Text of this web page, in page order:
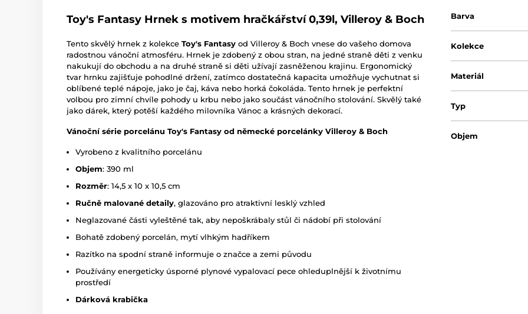
Toy's Fantasy Hrnek s motivem hračkářství 0,39l, Villeroy & Boch
Tento skvělý hrnek z kolekce Toy's Fantasy od Villeroy & Boch vnese do vašeho domova
radostnou vánoční atmosféru. Hrnek je zdobený z obou stran, na jedné straně děti z venku
nakukují do obchodu a na druhé straně si děti užívají zasněženou krajinu. Ergonomický
tvar hrnku zajišťuje pohodlné držení, zatímco dostatečná kapacita umožňuje vychutnat si
oblíbené teplé nápoje, jako je čaj, káva nebo horká čokoláda. Tento hrnek je perfektní
volbou pro zimní chvíle pohody u krbu nebo jako součást vánočního stolování. Skvělý také
jako dárek, který potěší každého milovníka Vánoc a krásných dekorací.
Vánoční série porcelánu Toy's Fantasy od německé porcelánky Villeroy & Boch
Vyrobeno z kvalitního porcelánu
Objem: 390 ml
Rozměr: 14,5 x 10 x 10,5 cm
Ručně malované detaily, glazováno pro atraktivní lesklý vzhled
Neglazované části vyleštěné tak, aby nepoškrábaly stůl či nádobí při stolování
Bohatě zdobený porcelán, mytí vlhkým hadříkem
Razítko na spodní straně informuje o značce a zemi původu
Používány energeticky úsporné plynové vypalovací pece ohleduplnější k životnímu
prostředí
Dárková krabička
Barva
Kolekce
Materiál
Typ
Objem